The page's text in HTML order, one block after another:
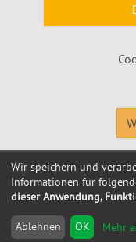
© 2026 Kubus
Wir speichern und
Informationen für
dieser Anwendung,
Ablehnen OK Mehr